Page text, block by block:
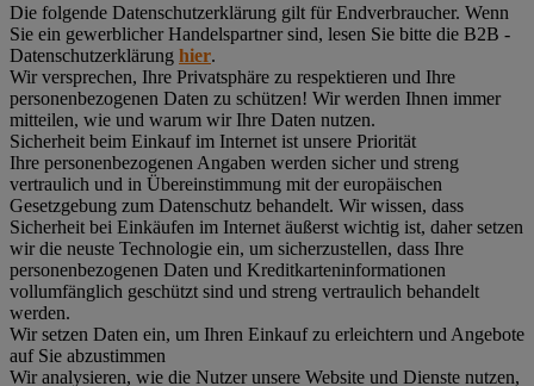
Die folgende Datenschutzerklärung gilt für Endverbraucher. Wenn
Sie ein gewerblicher Handelspartner sind, lesen Sie bitte die B2B -
Datenschutzerklärung hier.
Wir versprechen, Ihre Privatsphäre zu respektieren und Ihre
personenbezogenen Daten zu schützen! Wir werden Ihnen immer
mitteilen, wie und warum wir Ihre Daten nutzen.
Sicherheit beim Einkauf im Internet ist unsere Priorität
Ihre personenbezogenen Angaben werden sicher und streng
vertraulich und in Übereinstimmung mit der europäischen
Gesetzgebung zum Datenschutz behandelt. Wir wissen, dass
Sicherheit bei Einkäufen im Internet äußerst wichtig ist, daher setzen
wir die neuste Technologie ein, um sicherzustellen, dass Ihre
personenbezogenen Daten und Kreditkarteninformationen
vollumfänglich geschützt sind und streng vertraulich behandelt
werden.
Wir setzen Daten ein, um Ihren Einkauf zu erleichtern und Angebote
auf Sie abzustimmen
Wir analysieren, wie die Nutzer unsere Website und Dienste nutzen,